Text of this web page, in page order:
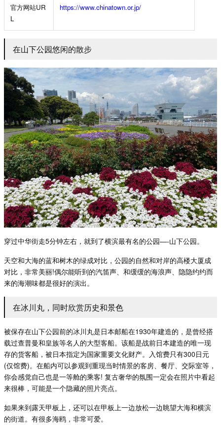
官方网站UR
L
https://www.chinatown.or.jp/
在山下公园悠闲的散步
穿过中华街走5分钟左右，就到了横滨最有名的公园—-山下公园。
天空和大海的蓝和树木的绿成对比，公园的自然和对岸的高楼大厦成
对比，非常美丽!偶尔能听到的汽笛声、和缓缓的海浪声、隐隐约约而
来的海潮味都是很好的演出。
在冰川丸，同时欣赏历史和景色
被保存在山下公园前的冰川丸是日本邮船在1930年建造的，是曾经搭
载过查普曼和皇族等名人的大型客船。该船是战前日本建造的唯一现
存的货客船，被日本指定为国家重要文化财产。入馆费只有300日元
(仅馆费)。在船内可以参观到重现当时情景的客房、餐厅、交际室等，
你会感觉自己也是一等舱的乘客! 复古奢华的氛围一定会在照片中看起
来很棒，可能是一个隐藏的照片亮点。
如果来到露天甲板上，还可以在甲板上一边放松一边眺望大海和横滨
的街道。有很多海鸥，非常可爱。